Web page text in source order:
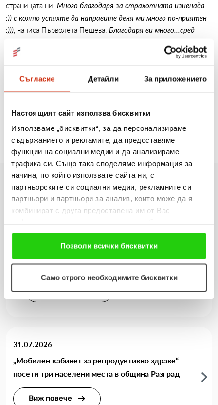
Съгласие Детайли За приложението
Настоящият сайт използва бисквитки
Използваме „бисквитки“, за да персонализираме
съдържанието и рекламите, да предоставяме
функции на социални медии и да анализираме
трафика си. Също така споделяме информация за
начина, по който използвате сайта ни, с
партньорските си социални медии, рекламните си
партньори и партньори за анализ, които може да я
комбинират с друга предоставена им от Вас
ползването от Ваша страна на услугите им. Ако
продължавате да използвате нашия уебсайт, Вие се
съгласявате с нашите "бисквитки".
Позволи всички бисквитки
Само строго необходимите бисквитки
страницата ни. Много благодаря за страхотната изненада
:)) с която успяхте да направите деня ми много по-приятен
:))), написа Първолета Пешева. Благодаря ви много...сред
всички други..:)
, гласеше коментарът на Таня Войнова. Сред
Гоце Делчев.Харесвам толкова много марката Easy Credit, че
сериозно се замислям дали да не сменя своя телефон с новия
Още новини
сбъднати желания и 203 изненади
Виж повече
31.07.2026
„Мобилен кабинет за репродуктивно здраве“
посети три населени места в община Разград
Виж повече